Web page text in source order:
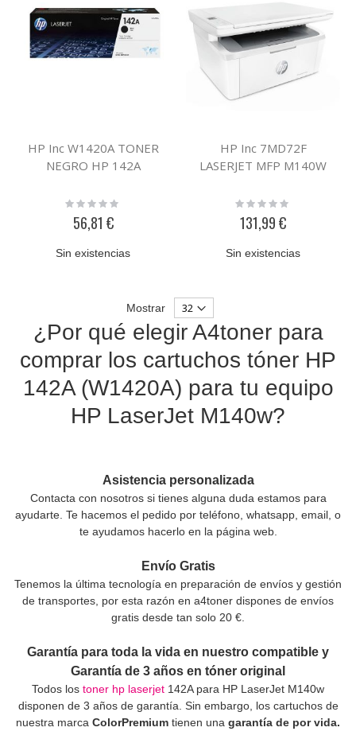
HP Inc W1420A TONER
NEGRO HP 142A
Rating:
56,81 €
Sin existencias
HP Inc 7MD72F
LASERJET MFP M140W
Rating:
131,99 €
Sin existencias
Mostrar
¿Por qué elegir A4toner para
comprar los cartuchos tóner HP
142A (W1420A) para tu equipo
HP LaserJet M140w?
Asistencia personalizada
Contacta con nosotros si tienes alguna duda estamos para
ayudarte. Te hacemos el pedido por teléfono, whatsapp, email, o
te ayudamos hacerlo en la página web.
Envío Gratis
Tenemos la última tecnología en preparación de envíos y gestión
de transportes, por esta razón en a4toner dispones de envíos
gratis desde tan solo 20 €.
Garantía para toda la vida en nuestro compatible y
Garantía de 3 años en tóner original
Todos los toner hp laserjet 142A para HP LaserJet M140w
disponen de 3 años de garantía. Sin embargo, los cartuchos de
nuestra marca ColorPremium tienen una garantía de por vida.